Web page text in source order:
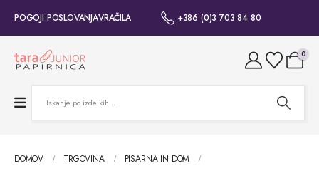
POGOJI POSLOVANJAVRAČILA +386 (0)3 703 84 80
0
DOMOV TRGOVINA
PISARNA IN DOM